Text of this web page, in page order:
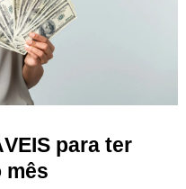
para ter
mês